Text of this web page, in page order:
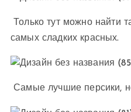
Только тут можно найти
самых сладких красных.
Самые лучшие персики,